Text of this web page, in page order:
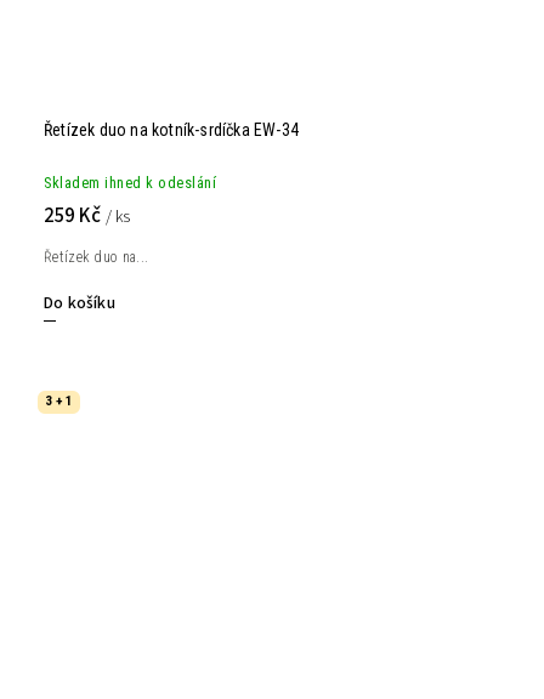
Řetízek duo na kotník-srdíčka EW-34
Skladem ihned k odeslání
259 Kč / ks
Do košíku
Řetízek duo na...
3 + 1